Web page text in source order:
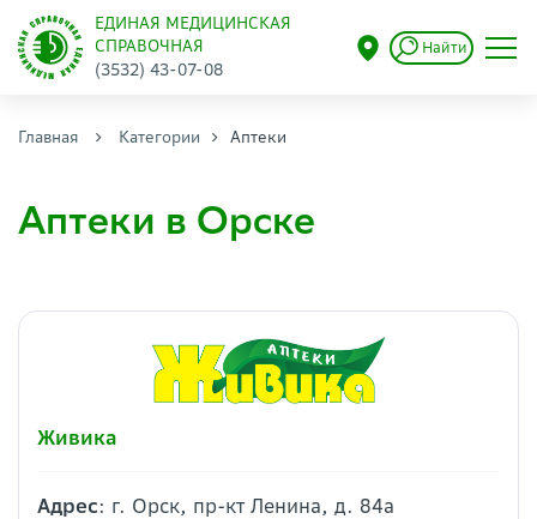
ЕДИНАЯ МЕДИЦИНСКАЯ
СПРАВОЧНАЯ
(3532) 43-07-08
Найти
Главная Категории Аптеки
Аптеки в Орске
Живика
Адрес: г. Орск, пр-кт Ленина, д. 84а